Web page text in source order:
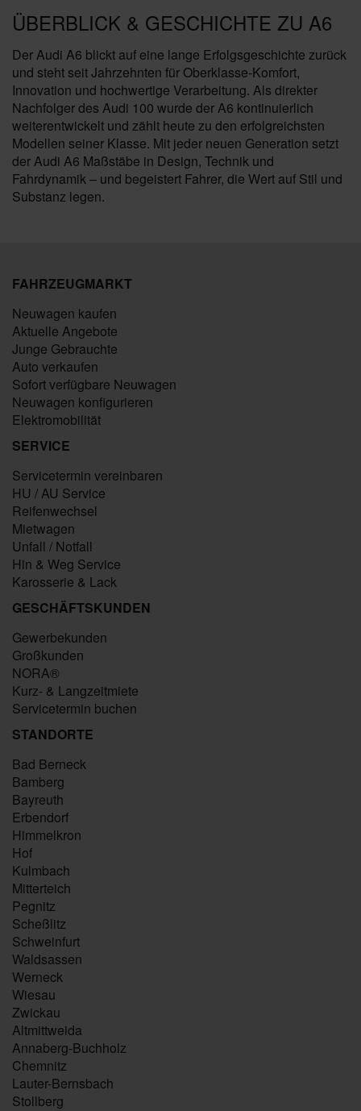
ÜBERBLICK & GESCHICHTE ZU A6
Der Audi A6 blickt auf eine lange Erfolgsgeschichte zurück
und steht seit Jahrzehnten für Oberklasse-Komfort,
Innovation und hochwertige Verarbeitung. Als direkter
Nachfolger des Audi 100 wurde der A6 kontinuierlich
weiterentwickelt und zählt heute zu den erfolgreichsten
Modellen seiner Klasse. Mit jeder neuen Generation setzt
der Audi A6 Maßstäbe in Design, Technik und
Fahrdynamik – und begeistert Fahrer, die Wert auf Stil und
Substanz legen.
FAHRZEUGMARKT
Neuwagen kaufen
Aktuelle Angebote
Junge Gebrauchte
Auto verkaufen
Sofort verfügbare Neuwagen
Neuwagen konfigurieren
Elektromobilität
SERVICE
Servicetermin vereinbaren
HU / AU Service
Reifenwechsel
Mietwagen
Unfall / Notfall
Hin & Weg Service
Karosserie & Lack
GESCHÄFTSKUNDEN
Gewerbekunden
Großkunden
NORA®
Kurz- & Langzeitmiete
Servicetermin buchen
STANDORTE
Bad Berneck
Bamberg
Bayreuth
Erbendorf
Himmelkron
Hof
Kulmbach
Mitterteich
Pegnitz
Scheßlitz
Schweinfurt
Waldsassen
Werneck
Wiesau
Zwickau
Altmittweida
Annaberg-Buchholz
Chemnitz
Lauter-Bernsbach
Stollberg